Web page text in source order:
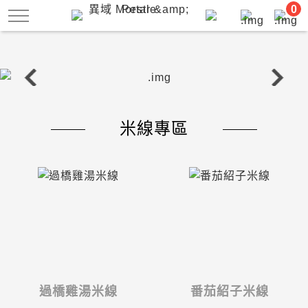
跳
到
內
0
米線專區
過橋雞湯米線 番茄紹子米線